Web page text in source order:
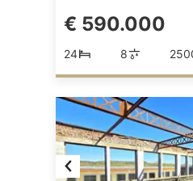
€ 590.000
24 8
Previous